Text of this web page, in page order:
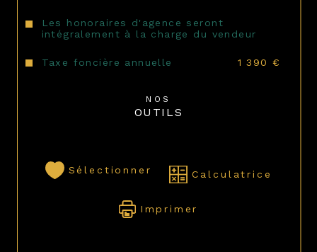
Les honoraires d'agence seront
intégralement à la charge du vendeur
Taxe foncière annuelle 1 390 €
NOS
OUTILS
Sélectionner Calculatrice
Imprimer